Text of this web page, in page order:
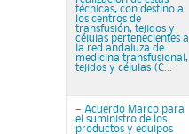
técnicas, con destino a
los centros de
transfusión, tejidos y
células pertenecientes a
la red andaluza de
medicina transfusional,
tejidos y células (C...
— Acuerdo Marco para
el suministro de los
productos y equipos